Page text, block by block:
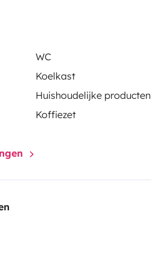
WC
Koelkast
Huishoudelijke producten
Koffiezet